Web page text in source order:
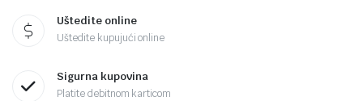
Uštedite online
Uštedite kupujući online
Sigurna kupovina
Platite debitnom karticom